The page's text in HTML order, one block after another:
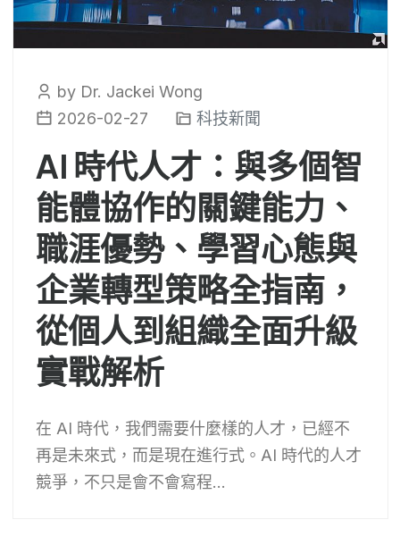
by Dr. Jackei Wong
2026-02-27
科技新聞
AI 時代人才：與多個智
能體協作的關鍵能力、
職涯優勢、學習心態與
企業轉型策略全指南，
從個人到組織全面升級
實戰解析
在 AI 時代，我們需要什麼樣的人才，已經不
再是未來式，而是現在進行式。AI 時代的人才
競爭，不只是會不會寫程...